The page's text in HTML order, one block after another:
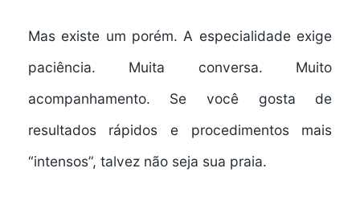
Mas existe um porém. A especialidade exige
paciência. Muita conversa. Muito
acompanhamento. Se você gosta de
resultados rápidos e procedimentos mais
“intensos”, talvez não seja sua praia.